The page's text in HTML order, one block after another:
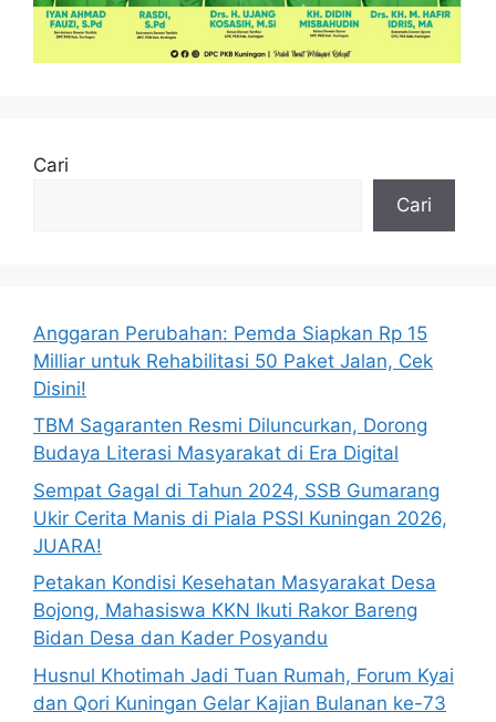
Cari
Cari
Anggaran Perubahan: Pemda Siapkan Rp 15
Milliar untuk Rehabilitasi 50 Paket Jalan, Cek
Disini!
TBM Sagaranten Resmi Diluncurkan, Dorong
Budaya Literasi Masyarakat di Era Digital
Sempat Gagal di Tahun 2024, SSB Gumarang
Ukir Cerita Manis di Piala PSSI Kuningan 2026,
JUARA!
Petakan Kondisi Kesehatan Masyarakat Desa
Bojong, Mahasiswa KKN Ikuti Rakor Bareng
Bidan Desa dan Kader Posyandu
Husnul Khotimah Jadi Tuan Rumah, Forum Kyai
dan Qori Kuningan Gelar Kajian Bulanan ke-73